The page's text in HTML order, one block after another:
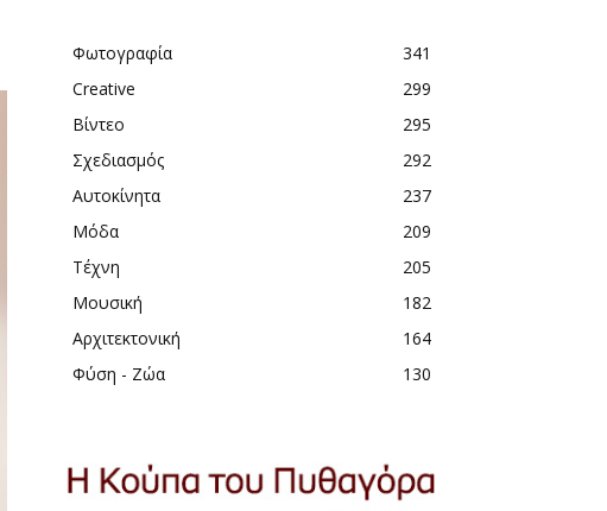
Φωτογραφία
341
Creative
299
Βίντεο
295
Σχεδιασμός
292
Αυτοκίνητα
237
Μόδα
209
Τέχνη
205
Μουσική
182
Αρχιτεκτονική
164
Φύση - Ζώα
130